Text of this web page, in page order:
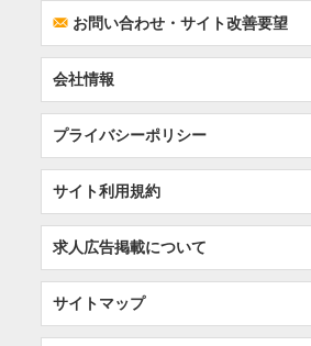
Fお問い合わせ・サイト改善要望
会社情報
プライバシーポリシー
サイト利用規約
求人広告掲載について
サイトマップ